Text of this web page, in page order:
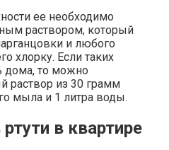
ее необходимо
раствором, который
и любого
хлорку. Если таких
дома, то можно
раствор из 30 грамм
мыла и 1 литра воды.
в квартире